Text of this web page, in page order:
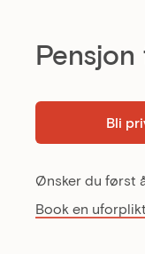
Bli
Ønsker du først
Book en